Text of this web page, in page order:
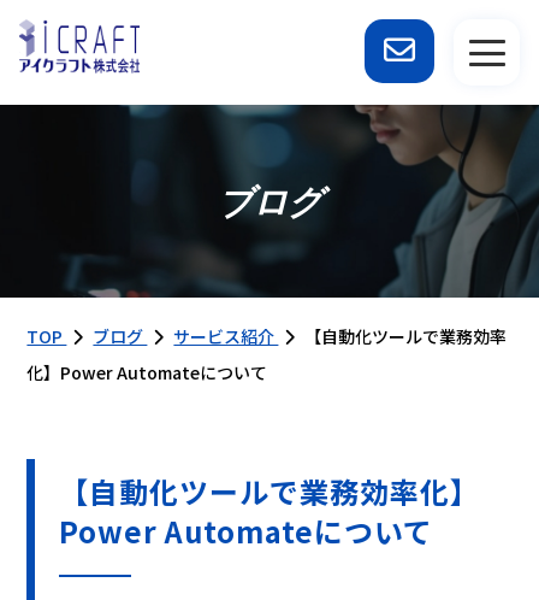
ブログ
TOP ブログ サービス紹介
【自動化ツールで業務効率
化】Power Automateについて
【自動化ツールで業務効率化】
Power Automateについて